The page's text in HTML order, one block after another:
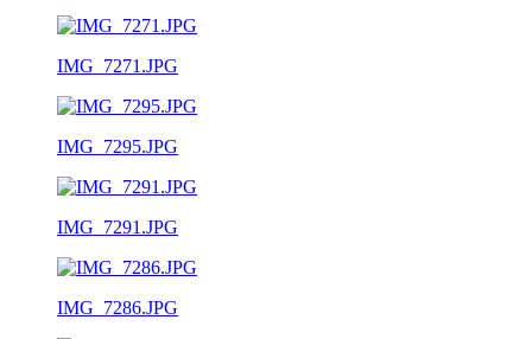
IMG_7271.JPG
IMG_7295.JPG
IMG_7291.JPG
IMG_7286.JPG